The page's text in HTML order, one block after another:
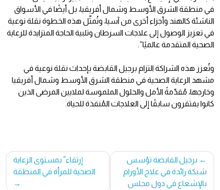
في منطقة الشرق الأوسط وشمال أفريقيا، بل أيضًا في الأسواق
الناشئة كالهند وأجزاء أخرى من آسيا، وتُمثّل هذه الخطوة نقلة نوعية
في تعزيز الوصول إلى علاجات السرطان وتلبية الحاجة المتزايدة للرعاية
الصحية المتقدمة عالميًا”.
وتُعزز هذه الشراكة التزام برجيل القابضة بإحداث نقلة نوعية في
مشهد الرعاية الصحية في منطقة الشرق الأوسط وشمال أفريقيا
وخارجها، مُقدّمةً الأمل والحلول الملموسة لملايين المرضى الذين
كانوا يفتقرون سابقًا إلى العلاجات المُنقذة للحياة.
تصفّح
المقالات
برجيل القابضة تؤسس
شبكة رائدة في علاج الأورام
بالإشعاع في دول مجلس
إرتقاء ً بمستوى الرعاية
الصحية للمرأة في المنطقة